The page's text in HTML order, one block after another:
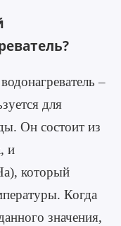
–
для
Он состоит из
и
который
Когда
значения,